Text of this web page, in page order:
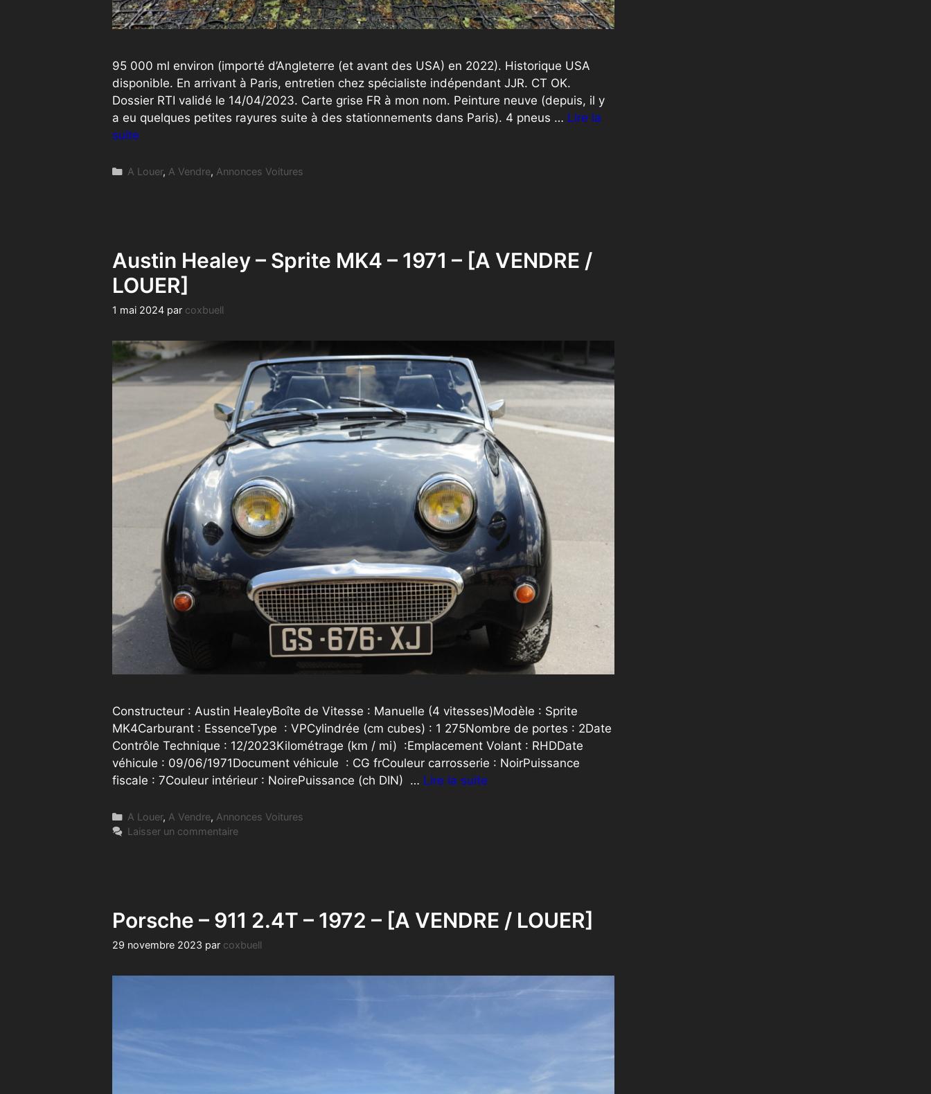
95 000 ml environ (importé d’Angleterre (et avant des USA) en 2022). Historique USA
disponible. En arrivant à Paris, entretien chez spécialiste indépendant JJR. CT OK.
Dossier RTI validé le 14/04/2023. Carte grise FR à mon nom. Peinture neuve (depuis, il y
a eu quelques petites rayures suite à des stationnements dans Paris). 4 pneus … Lire la
suite
Catégories
A Louer, A Vendre, Annonces Voitures
Austin Healey – Sprite MK4 – 1971 – [A VENDRE /
LOUER]
1 mai 2024 par coxbuell
Constructeur : Austin HealeyBoîte de Vitesse : Manuelle (4 vitesses)Modèle : Sprite
MK4Carburant : EssenceType : VPCylindrée (cm cubes) : 1 275Nombre de portes : 2Date
Contrôle Technique : 12/2023Kilométrage (km / mi) :Emplacement Volant : RHDDate
véhicule : 09/06/1971Document véhicule : CG frCouleur carrosserie : NoirPuissance
fiscale : 7Couleur intérieur : NoirePuissance (ch DIN) … Lire la suite
Catégories
A Louer, A Vendre, Annonces Voitures
Laisser un commentaire
Porsche – 911 2.4T – 1972 – [A VENDRE / LOUER]
29 novembre 2023 par coxbuell